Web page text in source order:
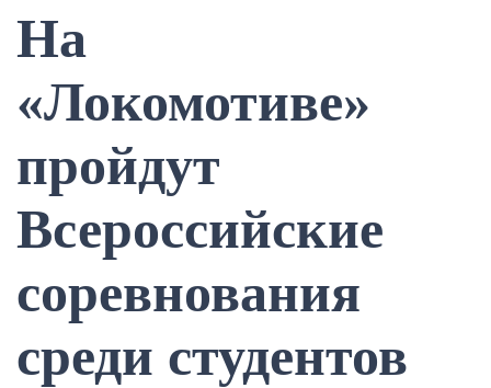
На
«Локомотиве»
пройдут
Всероссийские
соревнования
среди студентов